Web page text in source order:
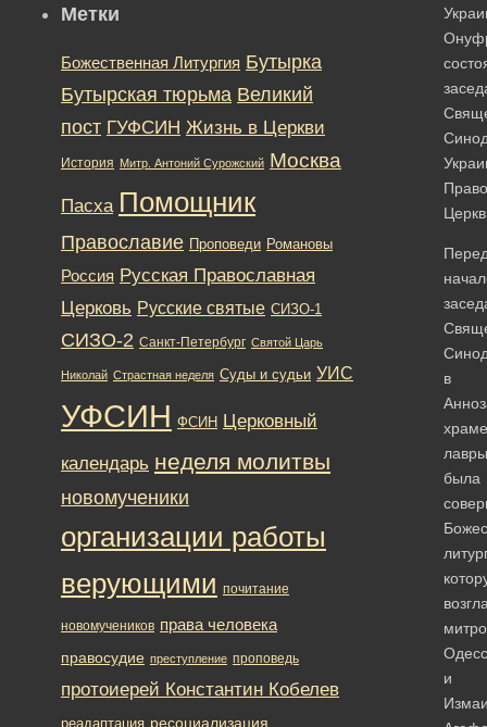
в
храме
лавры
была
и
Метки
Божественная Литургия Бутырка
Бутырская тюрьма Великий
пост ГУФСИН Жизнь в Церкви
История Митр. Антоний Сурожский Москва
Пасха Помощник
Православие Проповеди Романовы
Россия Русская Православная
Церковь Русские святые СИЗО-1
СИЗО-2 Санкт-Петербург Святой Царь
Николай Страстная неделя Суды и судьи УИС
УФСИН ФСИН Церковный
календарь неделя молитвы
новомученики
организации работы
верующими почитание
новомучеников права человека
правосудие преступление проповедь
протоиерей Константин Кобелев
реадаптация ресоциализация